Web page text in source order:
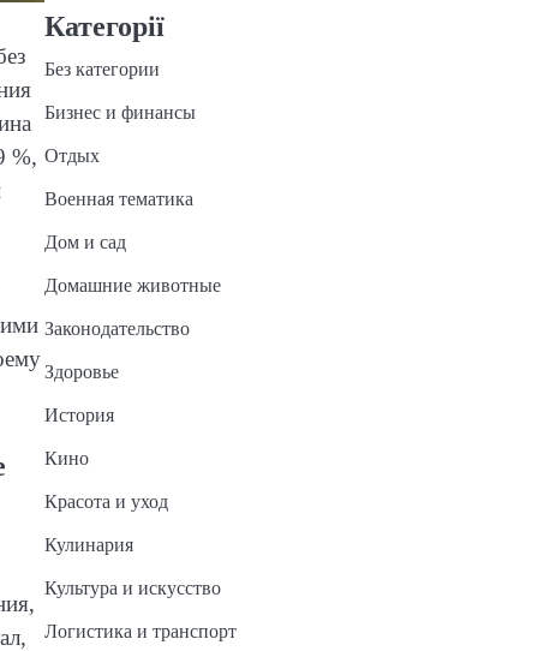
%,
Категорії
Без категории
Бизнес и финансы
Отдых
Военная тематика
Дом и сад
Домашние животные
Законодательство
Здоровье
История
Кино
Красота и уход
Кулинария
Культура и искусство
Логистика и транспорт